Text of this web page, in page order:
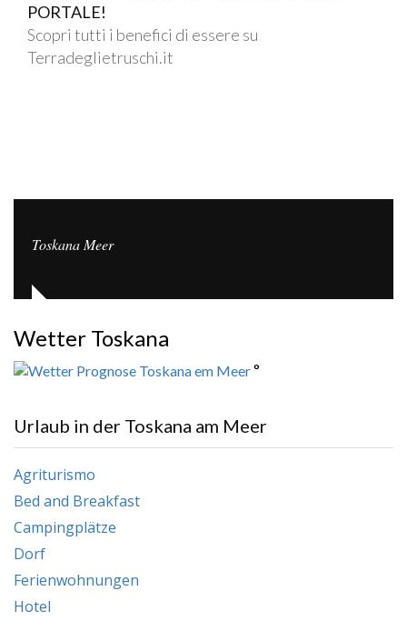
PORTALE!
Scopri tutti i benefici di essere su
Terradeglietruschi.it
Toskana Meer
Wetter Toskana
°
Urlaub in der Toskana am Meer
Agriturismo
Bed and Breakfast
Campingplätze
Dorf
Ferienwohnungen
Hotel